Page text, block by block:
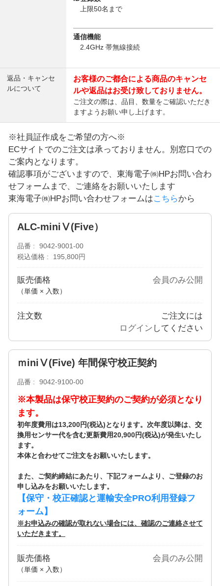
上限50名まで
通信機能
2.4GHz 帯無線接続
返品・キャンセ
ルについて
お客様のご都合による商品のキャンセ
ルや返品はお受け致しておりません。
ご注文の際は、品目、数量をご確認いただき
ますようお願い申し上げます。
※社員証作成をご希望の方へ※
ECサイトでのご注文は承っておりません。別窓口での
ご案内となります。
確認事項がございますので、東海電子㈱HPお問い合わ
せフォームまで、ご連絡をお願いいたします
東海電子㈱HPお問い合わせフォームはこちらから
ALC-miniⅤ(Five）
品番
9042-9001-00
税込価格
195,800円
販売価格
（単価 × 入数）
会員のみ公開
注文数
ご注文には
ログイン してください
ｍiniⅤ(Five) 年間保守校正契約
品番 9042-9100-00
※本製品は保守校正契約のご契約が必須となり
ます。
初年度費用は13,200円(税込)となります。次年度以降は、交
換用センサー代を含む更新費用20,900円(税込)が発生いたし
ます。
本体と合わせてご注文をお願いいたします。
また、ご契約締結にあたり、下記フォームより、ご登録のお
申し込みをお願いいたします。
【保守・校正確認と運輸安全PRO利用登録フ
ォーム】
※お申込みの確認が取れない場合には、確認のご連絡させて
いただきます。
販売価格
（単価 × 入数）
会員のみ公開